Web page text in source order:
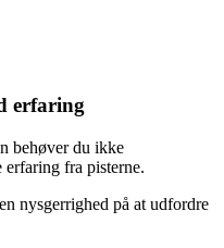
erfaring
behøver du ikke
erfaring fra pisterne.
nysgerrighed på at udfordre